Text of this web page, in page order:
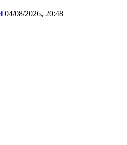
04/08/2026, 20:48